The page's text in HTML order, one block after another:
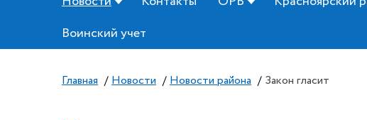
Воинский учет
Главная / Новости / Новости района / Закон гласит